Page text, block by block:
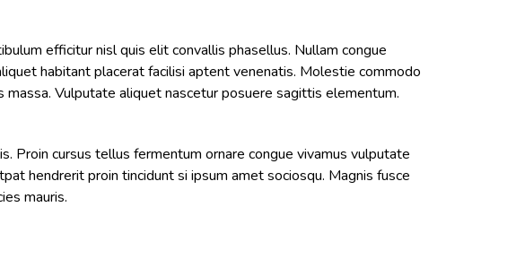
efficitur nisl quis elit convallis phasellus. Nullam congue
habitant placerat facilisi aptent venenatis. Molestie commodo
Vulputate aliquet nascetur posuere sagittis elementum.
Proin cursus tellus fermentum ornare congue vivamus vulputate
hendrerit proin tincidunt si ipsum amet sociosqu. Magnis fusce
mauris.